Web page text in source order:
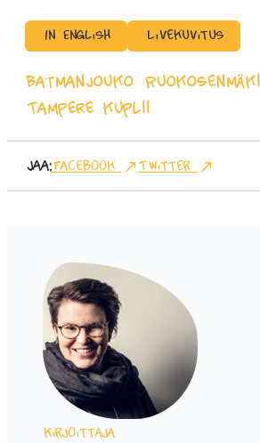
In English Livekuvitus
BatmanJouko Ruokosenmäki
Tampere kuplii
Jaa:Facebook Twitter
Kirjoittaja